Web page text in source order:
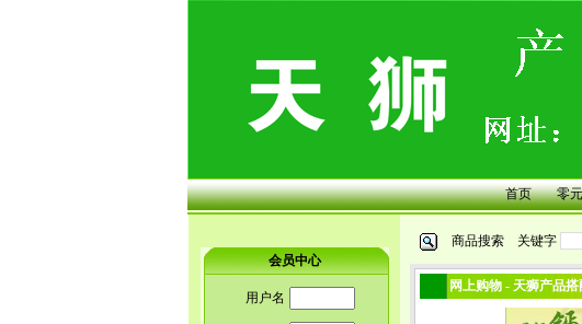
首页 零
会员中心
用户名
商品搜索 关键字
网上购物 - 天狮产品搭